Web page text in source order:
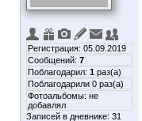
Регистрация: 05.09.2019
Сообщений: 7
Поблагодарил: 1 раз(а)
Поблагодарили 0 раз(а)
Фотоальбомы: не
добавлял
Записей в дневнике: 31